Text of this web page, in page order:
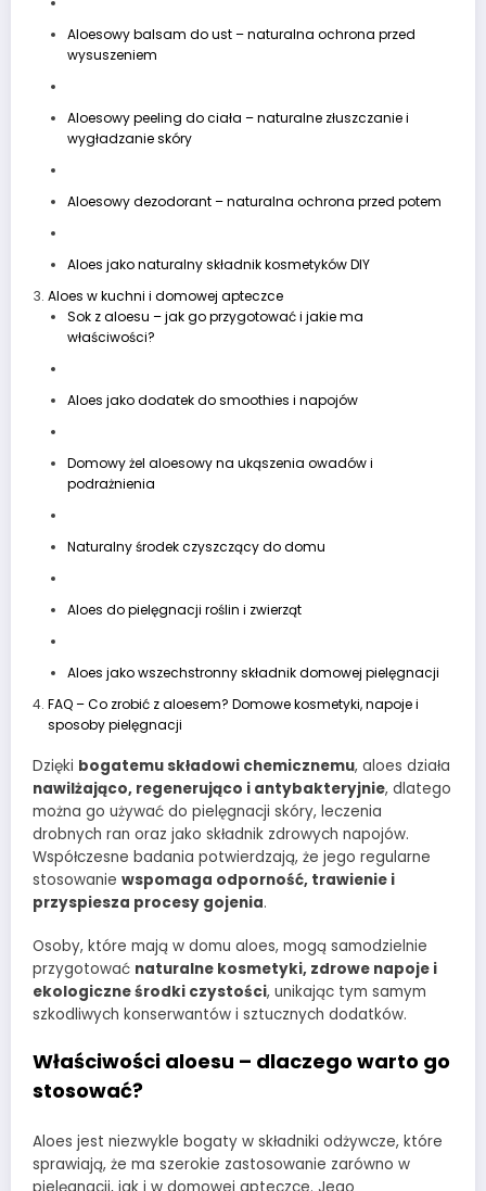
Aloesowy balsam do ust – naturalna ochrona przed
wysuszeniem
Aloesowy peeling do ciała – naturalne złuszczanie i
wygładzanie skóry
Aloesowy dezodorant – naturalna ochrona przed potem
Aloes jako naturalny składnik kosmetyków DIY
Aloes w kuchni i domowej apteczce
Sok z aloesu – jak go przygotować i jakie ma
właściwości?
Aloes jako dodatek do smoothies i napojów
Domowy żel aloesowy na ukąszenia owadów i
podrażnienia
Naturalny środek czyszczący do domu
Aloes do pielęgnacji roślin i zwierząt
Aloes jako wszechstronny składnik domowej pielęgnacji
FAQ – Co zrobić z aloesem? Domowe kosmetyki, napoje i
sposoby pielęgnacji
Dzięki bogatemu składowi chemicznemu, aloes działa
nawilżająco, regenerująco i antybakteryjnie, dlatego
można go używać do pielęgnacji skóry, leczenia
drobnych ran oraz jako składnik zdrowych napojów.
Współczesne badania potwierdzają, że jego regularne
stosowanie wspomaga odporność, trawienie i
przyspiesza procesy gojenia.
Osoby, które mają w domu aloes, mogą samodzielnie
przygotować naturalne kosmetyki, zdrowe napoje i
ekologiczne środki czystości, unikając tym samym
szkodliwych konserwantów i sztucznych dodatków.
Właściwości aloesu – dlaczego warto go
stosować?
Aloes jest niezwykle bogaty w składniki odżywcze, które
sprawiają, że ma szerokie zastosowanie zarówno w